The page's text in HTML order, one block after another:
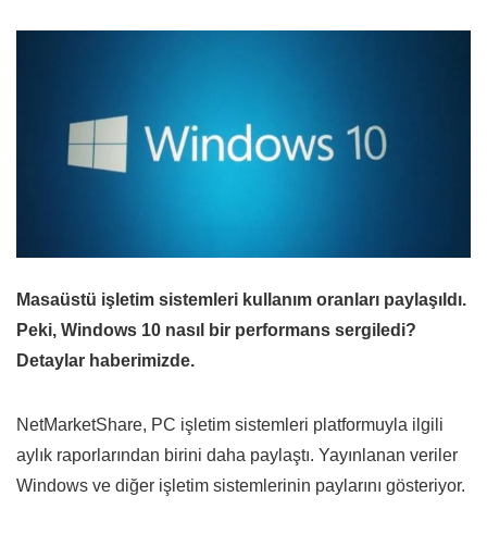
Masaüstü işletim sistemleri kullanım oranları paylaşıldı.
Peki, Windows 10 nasıl bir performans sergiledi?
Detaylar haberimizde.
NetMarketShare, PC işletim sistemleri platformuyla ilgili
aylık raporlarından birini daha paylaştı. Yayınlanan veriler
Windows ve diğer işletim sistemlerinin paylarını gösteriyor.